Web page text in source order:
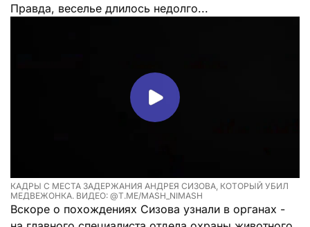
Правда, веселье длилось недолго...
КАДРЫ С МЕСТА ЗАДЕРЖАНИЯ АНДРЕЯ СИЗОВА, КОТОРЫЙ УБИЛ
МЕДВЕЖОНКА. ВИДЕО: @T.ME/MASH_NIMASH
Вскоре о похождениях Сизова узнали в органах -